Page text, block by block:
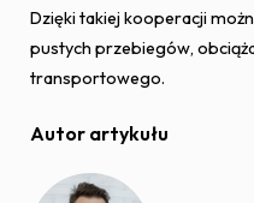
Dzięki takiej kooperacji
pustych przebiegów,
transportowego.
Autor artykułu